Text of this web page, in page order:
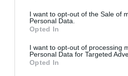
I want to opt-out of the Sale of
Personal Data.
Opted In
I want to opt-out of processing
Personal Data for Targeted
Opted In